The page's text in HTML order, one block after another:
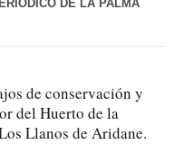
DE LA PALMA
de conservación y
del Huerto de la
Llanos de Aridane.